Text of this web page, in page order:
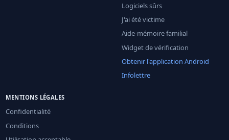
Logiciels sûrs
J'ai été victime
Aide-mémoire familial
Widget de vérification
Obtenir l'application Android
Infolettre
MENTIONS LÉGALES
Confidentialité
Conditions